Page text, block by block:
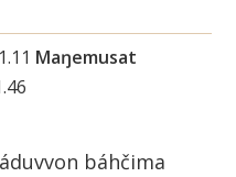
Maŋemusat
báhčima